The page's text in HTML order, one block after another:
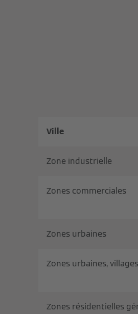
Ville
Zone industrielle
Zones commerciales
Zones urbaines
Zones urbaines,
Zones résidentielles